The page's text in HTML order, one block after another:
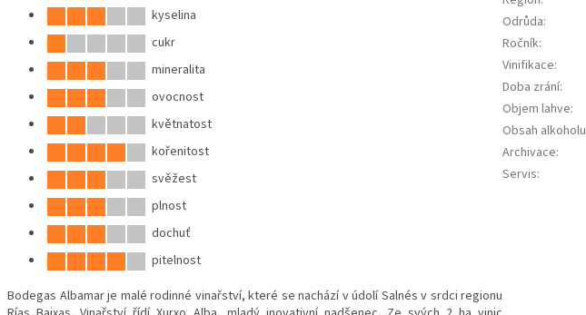
kyselina
cukr
mineralita
ovocnost
květnatost
kořenitost
svěžest
plnost
dochuť
pitelnost
Bodegas Albamar je malé rodinné vinařství, které se nachází v údolí Salnés v srdci regionu
Odrůda:
Ročník:
Vinifikace:
Doba zrání:
Objem lahve:
Obsah alkoholu
Archivace:
Servis: